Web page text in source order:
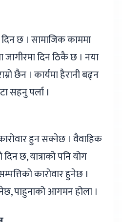
छ । सामाजिक काममा
जागीरमा दिन ठिकै छ । नया
छैन । कार्यमा हैरानी बढ्न
सहनु पर्ला ।
हुन सक्नेछ । वैवाहिक
छ, यात्राको पनि योग
कारोवार हुनेछ ।
पाहुनाको आगमन होला ।